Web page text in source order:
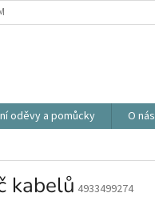
OCHRANY OSOBNÍCH ÚDAJŮ
oděvy a pomůcky O nás
kabelů 4933499274